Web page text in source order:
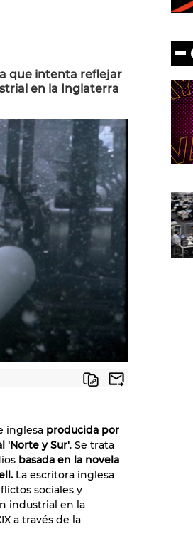
que intenta reflejar
en la Inglaterra
inglesa producida por
'Norte y Sur'. Se trata
basada en la novela
La escritora inglesa
sociales y
industrial en la
a través de la